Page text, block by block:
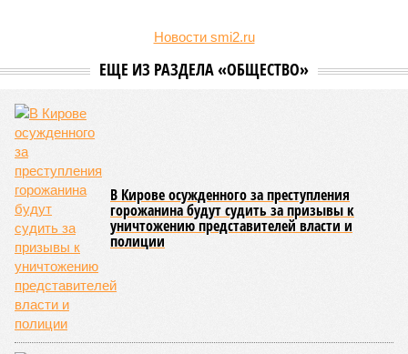
Новости smi2.ru
ЕЩЕ ИЗ РАЗДЕЛА «ОБЩЕСТВО»
В Кирове осужденного за преступления
горожанина будут судить за призывы к
уничтожению представителей власти и
полиции